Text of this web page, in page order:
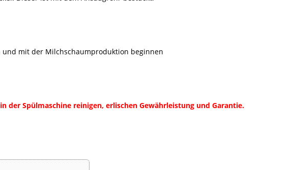
mit der Milchschaumproduktion beginnen
der Spülmaschine reinigen, erlischen Gewährleistung und Garantie.